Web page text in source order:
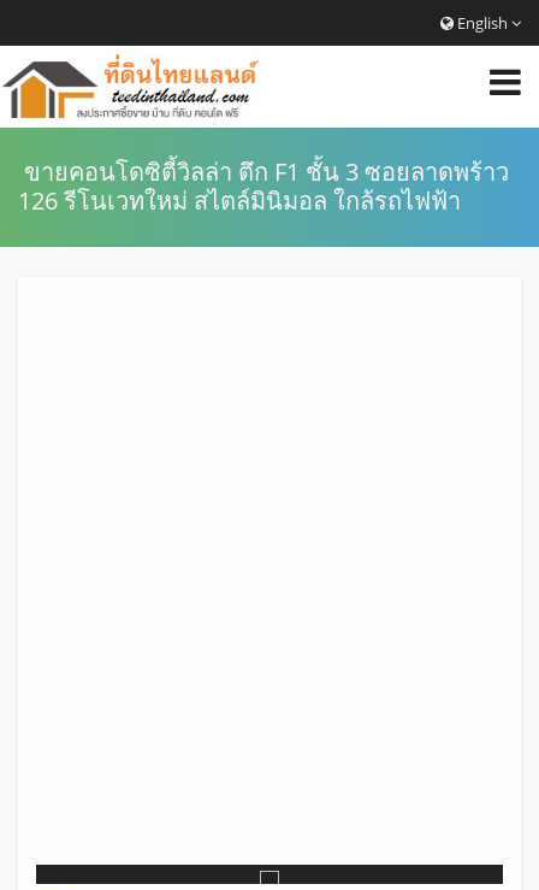
English
ขายคอนโดซิตี้วิลล่า ตึก F1 ชั้น 3 ซอยลาดพร้าว
126 รีโนเวทใหม่ สไตล์มินิมอล ใกล้รถไฟฟ้า